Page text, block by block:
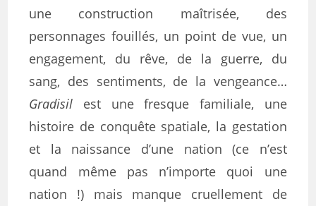
une construction maîtrisée, des
personnages fouillés, un point de vue, un
engagement, du rêve, de la guerre, du
sang, des sentiments, de la vengeance…
Gradisil est une fresque familiale, une
histoire de conquête spatiale, la gestation
et la naissance d’une nation (ce n’est
quand même pas n’importe quoi une
nation !) mais manque cruellement de